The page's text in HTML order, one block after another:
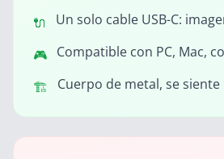
🔌
Un solo cable USB-C:
🎮 Compatible con PC, Mac,
🏗️
Cuerpo de metal, se